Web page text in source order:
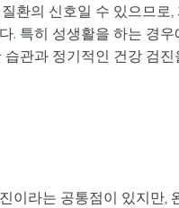
환의 신호일 수 있으므
. 특히 성생활을 하는 경
관과 정기적인 건강 검
이라는 공통점이 있지만,